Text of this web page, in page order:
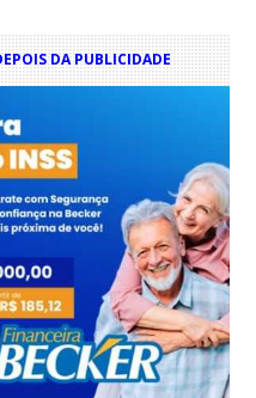
DA PUBLICIDADE